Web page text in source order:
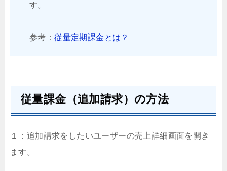
す。
参考：従量定期課金とは？
従量課金（追加請求）の方法
１：追加請求をしたいユーザーの売上詳細画面を開き
ます。